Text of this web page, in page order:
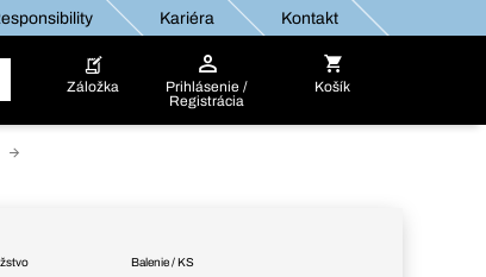
Kariéra Kontakt
Záložka
Prihlásenie /
Registrácia
Košík
Balenie / KS